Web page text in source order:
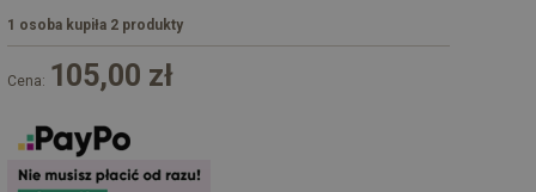
1 osoba kupiła 2 produkty
Cena: 105,00 zł